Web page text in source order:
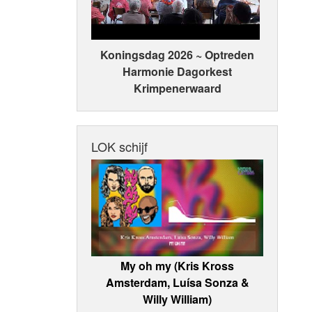
Koningsdag 2026 ~ Optreden
Harmonie Dagorkest
Krimpenerwaard
LOK schijf
My oh my (Kris Kross
Amsterdam, Luísa Sonza &
Willy William)